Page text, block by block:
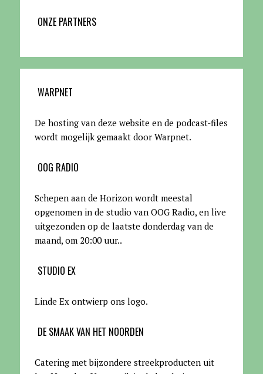
ONZE PARTNERS
WARPNET
De hosting van deze website en de podcast-files
wordt mogelijk gemaakt door Warpnet.
OOG RADIO
Schepen aan de Horizon wordt meestal
opgenomen in de studio van OOG Radio, en live
uitgezonden op de laatste donderdag van de
maand, om 20:00 uur..
STUDIO EX
Linde Ex ontwierp ons logo.
DE SMAAK VAN HET NOORDEN
Catering met bijzondere streekproducten uit